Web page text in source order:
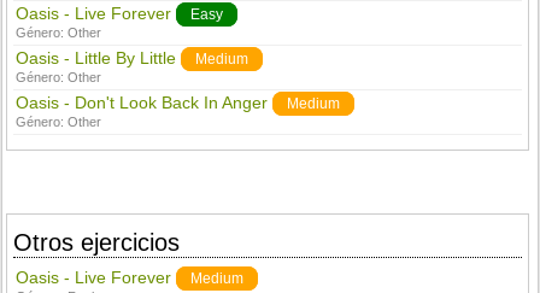
Oasis - Live Forever Easy
Género:Other
Oasis - Little By Little Medium
Género:Other
Oasis - Don't Look Back In Anger Medium
Género:Other
Otros ejercicios
Oasis - Live Forever Medium